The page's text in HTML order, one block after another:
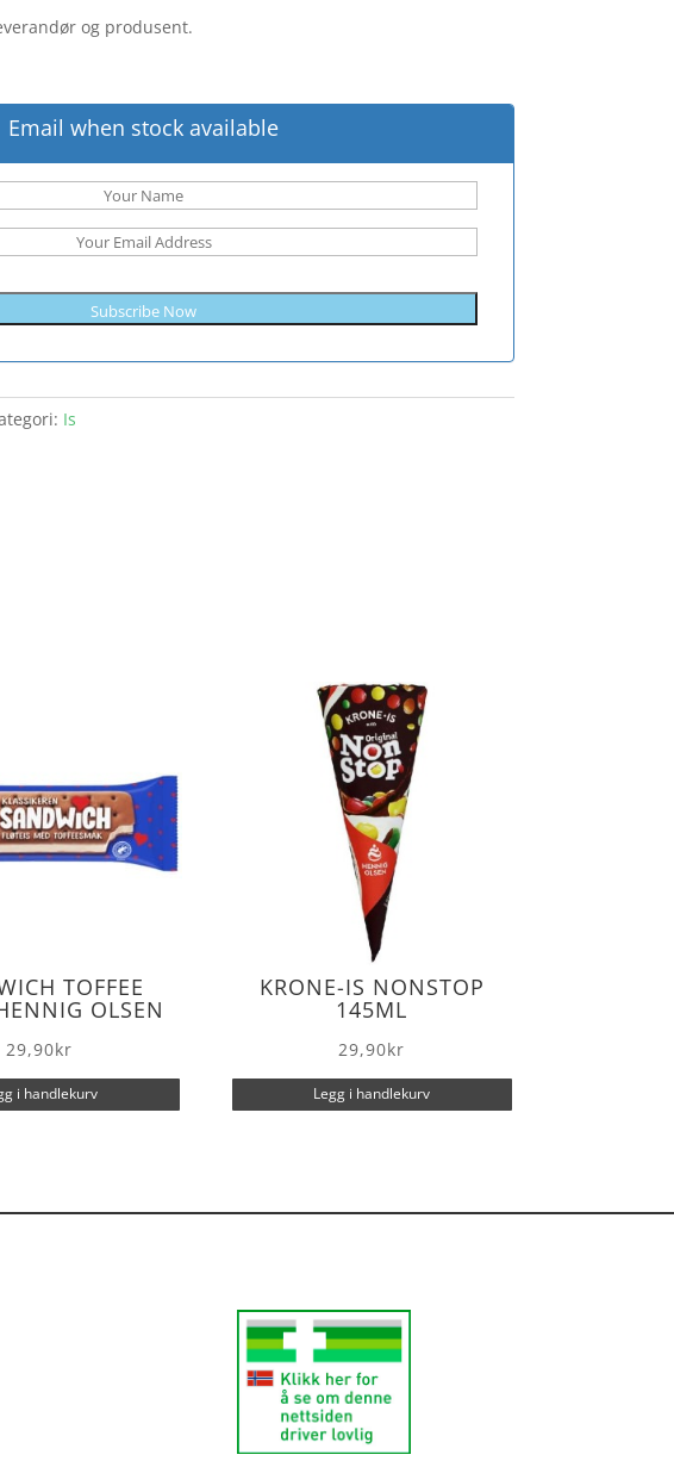
og produsent.
Email when stock available
Subscribe Now
Is
TOFFEE
OLSEN
29,90kr
i handlekurv
KRONE-IS NONSTOP
145ML
29,90kr
Legg i handlekurv